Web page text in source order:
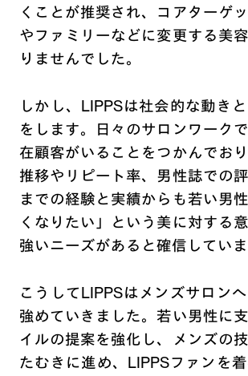
くことが推奨され、コアターゲ
やファミリーなどに変更する美
りませんでした。
しかし、LIPPSは社会的な動き
をします。日々のサロンワーク
在顧客がいることをつかんでお
推移やリピート率、男性誌での
までの経験と実績からも若い男
くなりたい」という美に対する
強いニーズがあると確信していま
こうしてLIPPSはメンズサロン
強めていきました。若い男性に
イルの提案を強化し、メンズの
たむきに進め、LIPPSファンを